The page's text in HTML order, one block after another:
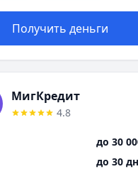
Получить деньги
МигКредит
4.8
до 30
до 30